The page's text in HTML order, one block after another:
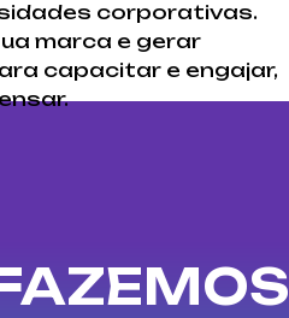
corporativas.
marca e gerar
capacitar e engajar,